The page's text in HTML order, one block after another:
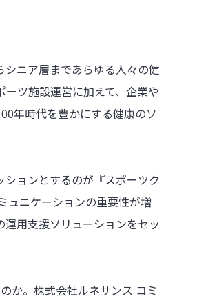
ニア層まであらゆる人々の健
ツ施設運営に加えて、企業や
年時代を豊かにする健康のソ
ョンとするのが『スポーツク
ュニケーションの重要性が増
用支援ソリューションをセッ
か。株式会社ルネサンス コミ